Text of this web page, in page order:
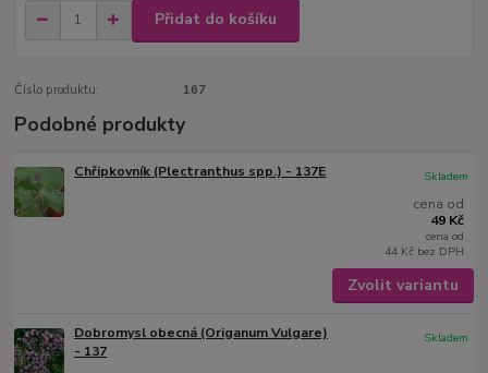
Přidat do košíku
Číslo produktu: 167
Podobné produkty
Chřipkovník (Plectranthus spp.) - 137E
cena od
49 Kč
cena od
44 Kč bez DPH
Skladem
Zvolit variantu
Dobromysl obecná (Origanum Vulgare)
- 137
Skladem